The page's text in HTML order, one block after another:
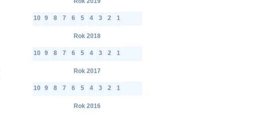
10 9 8 7 6 5 4 3 2 1
Rok 2018
10 9 8 7 6 5 4 3 2 1
Rok 2017
10 9 8 7 6 5 4 3 2 1
Rok 2016